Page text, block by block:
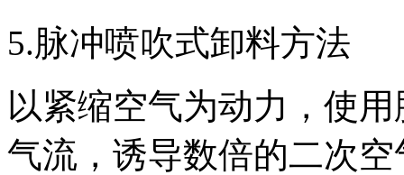
5.脉冲喷吹式卸料方法
以紧缩空气为动力，使
气流，诱导数倍的二次